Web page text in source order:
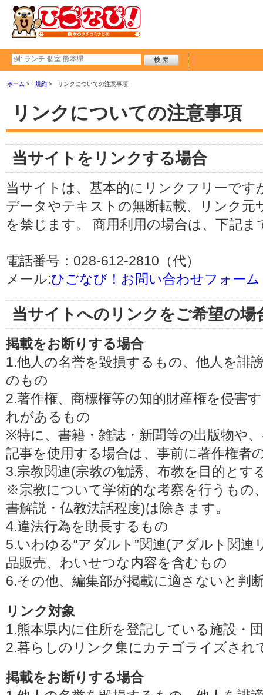
ホーム 規約 リンクについての注意事項
リンクについての注意事項
当サイトをリンクする場合
当サイトは、基本的にリンクフリーです
データやテキストの無断転載、リンク
を禁じます。 商用利用の場合は、下記
電話番号：028-612-2810（代）
メール:ひごなび！お問い合わせフォーム
当サイトへのリンクをご希望の場
掲載をお断りする場合
1.他人の名誉を毀損するもの、他人を誹
のもの
2.著作権、商標権等の知的財産権を侵害
れがあるもの
※特に、書籍・雑誌・新聞等の出版物や
記事を使用する場合は、事前に著作権者
3.宗教関連(宗教の勧誘、布教を目的とす
※宗教について学術的な考察を行うもの
書解説・仏教法話程度)は除きます。
4.違法行為を助長するもの
5.いわゆる“アダルト”関連(アダルト関
品販売、わいせつな内容を含むもの
6.その他、編集部が掲載に適さないと判
リンク対象
1.熊本県内に住所を登記している施設・
2.暮らしのリンク集にカテゴライズされ
掲載をお断りする場合